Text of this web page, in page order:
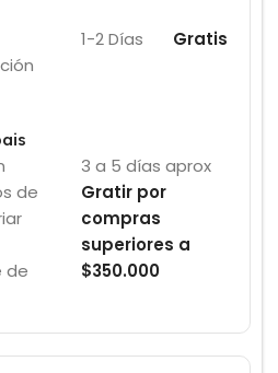
1-2 Días Gratis
de
de
3 a 5 días aprox
Gratir por
compras
superiores a
$350.000